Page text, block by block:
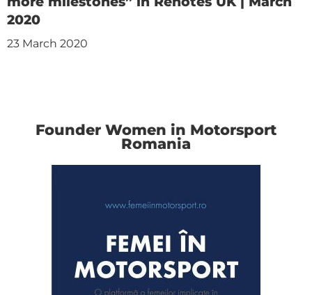
2020
23 March 2020
Founder Women in Motorsport
Romania